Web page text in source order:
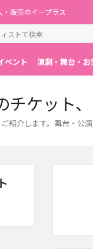
販売のイープラス
ベント 演劇・舞台・お
チケット
紹介します。舞台・公